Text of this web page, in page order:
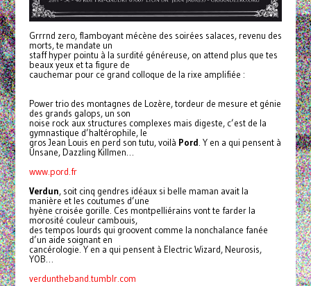
Grrrnd zero, flamboyant mécène des soirées salaces, revenu des
morts, te mandate un
staff hyper pointu à la surdité généreuse, on attend plus que tes
beaux yeux et ta figure de
cauchemar pour ce grand colloque de la rixe amplifiée :
Power trio des montagnes de Lozère, tordeur de mesure et génie
des grands galops, un son
noise rock aux structures complexes mais digeste, c’est de la
gymnastique d’haltérophile, le
gros Jean Louis en perd son tutu, voilà Pord. Y en a qui pensent à
Unsane, Dazzling Killmen…
www.pord.fr
Verdun, soit cinq gendres idéaux si belle maman avait la
manière et les coutumes d’une
hyène croisée gorille. Ces montpelliérains vont te farder la
morosité couleur cambouis,
des tempos lourds qui groovent comme la nonchalance fanée
d’un aide soignant en
cancérologie. Y en a qui pensent à Electric Wizard, Neurosis,
YOB…
verduntheband.tumblr.com